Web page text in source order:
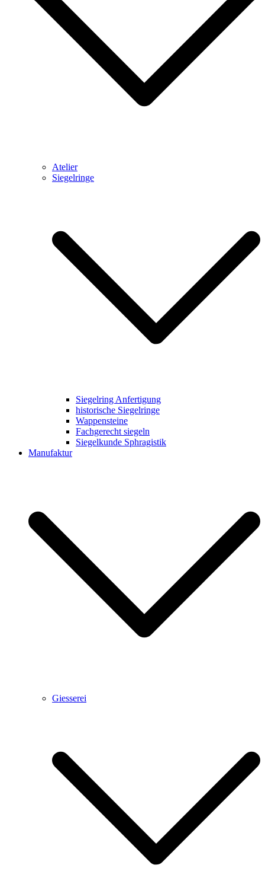
Atelier
Siegelringe
Siegelring Anfertigung
historische Siegelringe
Wappensteine
Fachgerecht siegeln
Siegelkunde Sphragistik
Manufaktur
Giesserei